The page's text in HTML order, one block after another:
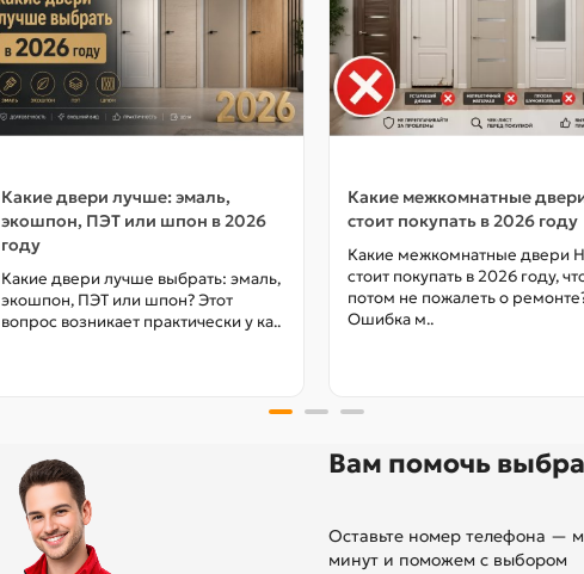
Какие двери лучше: эмаль,
экошпон, ПЭТ или шпон в 2026
году
Какие двери лучше выбрать: эмаль,
экошпон, ПЭТ или шпон? Этот
вопрос возникает практически у ка..
Какие межкомнатные
стоит покупать в 2026 году
Какие межкомнатные двери
стоит покупать в 2026 году,
потом не пожалеть о
Ошибка м..
Вам помочь
Оставьте номер телефона —
минут и поможем с выбором